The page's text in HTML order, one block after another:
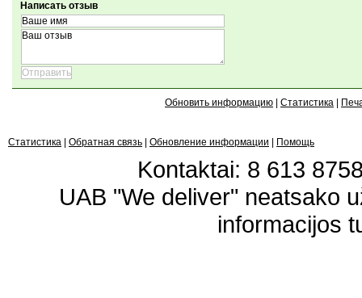
Написать отзыв
Обновить информацию Статистика
Статистика Обратная связь Обновление информации Помощь
Kontaktai: 8 613
UAB "We deliver" neatsako
informacijos